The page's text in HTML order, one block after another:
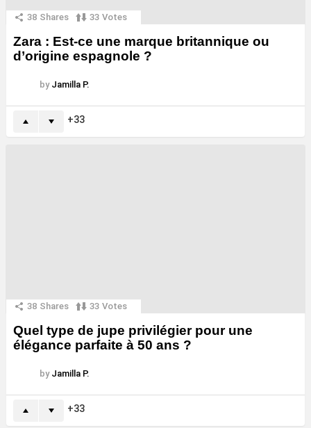
38 Shares 33 Votes
Zara : Est-ce une marque britannique ou
d’origine espagnole ?
by Jamilla P.
33
38 Shares 33 Votes
Quel type de jupe privilégier pour une
élégance parfaite à 50 ans ?
by Jamilla P.
33